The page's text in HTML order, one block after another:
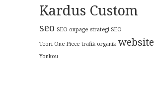
Kardus Custom
seo SEO onpage strategi SEO
Teori One Piece trafik organik website
Yonkou